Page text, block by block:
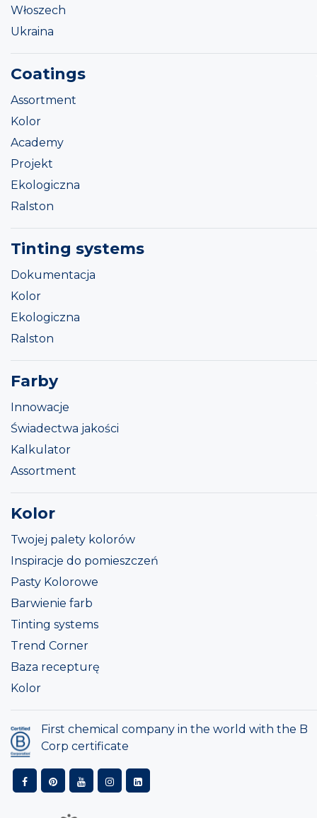
Włoszech
Ukraina
Coatings
Assortment
Kolor
Academy
Projekt
Ekologiczna
Ralston
Tinting systems
Dokumentacja
Kolor
Ekologiczna
Ralston
Farby
Innowacje
Świadectwa jakości
Kalkulator
Assortment
Kolor
Twojej palety kolorów
Inspiracje do pomieszczeń
Pasty Kolorowe
Barwienie farb
Tinting systems
Trend Corner
Baza recepturę
Kolor
First chemical company in the world with the B
Corp certificate